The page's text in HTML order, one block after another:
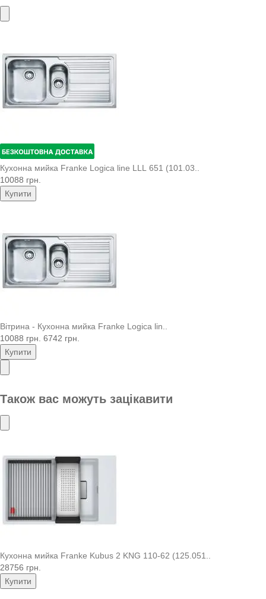
Кухонна мийка Franke Logica line LLL 651 (101.03..
10088 грн.
Купити
Вітрина - Кухонна мийка Franke Logica lin..
10088 грн. 6742 грн.
Купити
Також вас можуть зацікавити
Кухонна мийка Franke Kubus 2 KNG 110-62 (125.051..
28756 грн.
Купити